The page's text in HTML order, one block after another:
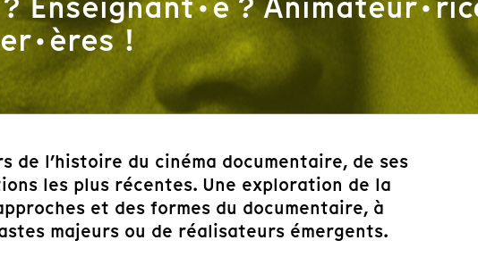
!
de l’histoire du cinéma documentaire, de ses
les plus récentes. Une exploration de la
et des formes du documentaire, à
majeurs ou de réalisateurs émergents.